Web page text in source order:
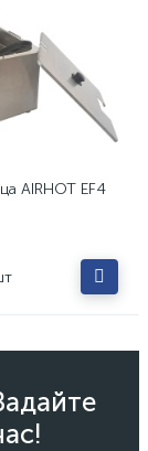
AIRHOT EF4